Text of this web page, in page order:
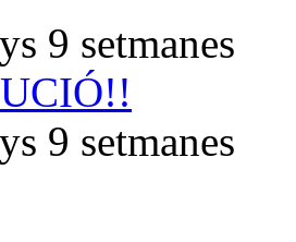
9 setmanes
9 setmanes